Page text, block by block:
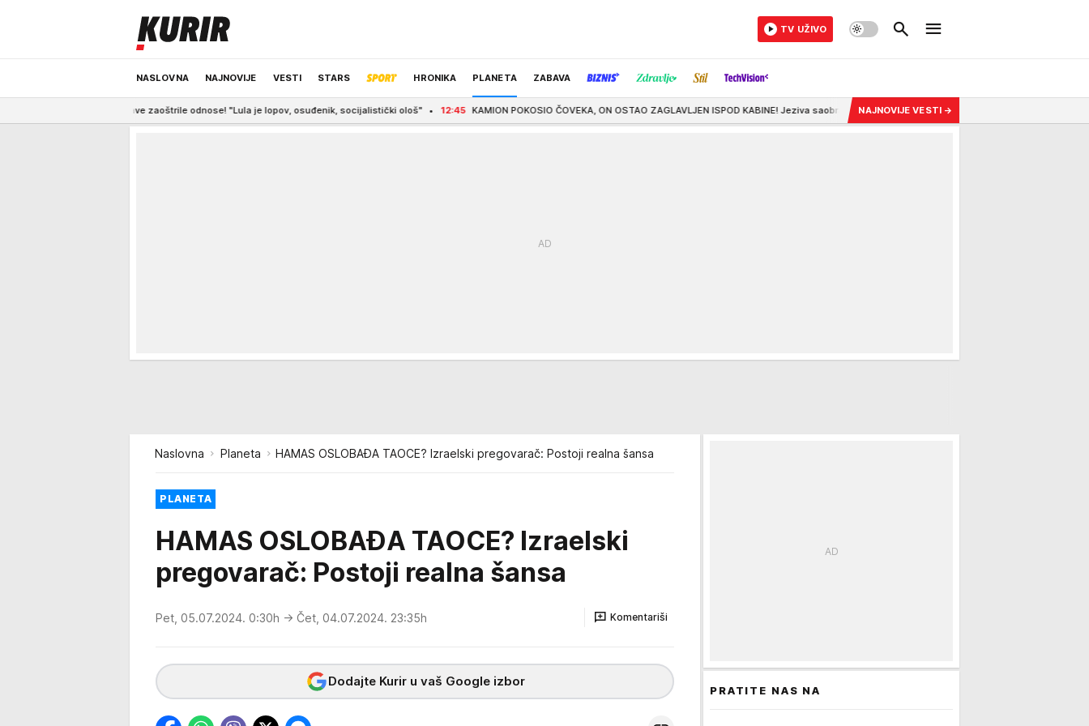
NASLOVNA NAJNOVIJE VESTI STARS HRONIKA PLANETA ZABAVA
ODRŽIVA BUDUĆNOST REGION NEWS IZBOR UREDNIKA
TV UŽIVO
države zaoštrile odnose! "Lula je lopov, osuđenik, socijalistički ološ" 12:45 KAMION POKOSIO ČOVEKA, ON OSTAO ZAGLAVLJEN ISPOD KABINE! Jeziva saobraćajna nesreća u Zemunu, nesrećnom muškarcu nije bilo spasa
NAJNOVIJE VESTI →
Naslovna Planeta HAMAS OSLOBAĐA TAOCE? Izraelski pregovarač: Postoji realna šansa
PLANETA
HAMAS OSLOBAĐA TAOCE? Izraelski
pregovarač: Postoji realna šansa
Pet, 05.07.2024. 0:30h → Čet, 04.07.2024. 23:35h Komentariši
Dodajte Kurir u vaš Google izbor
PRATITE NAS NA